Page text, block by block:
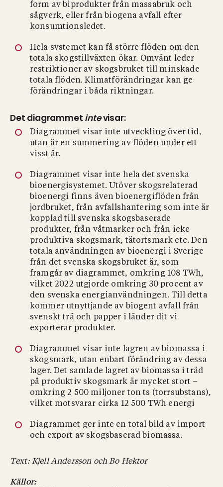
form av biprodukter från massabruk och
sågverk, eller från biogena avfall efter
konsumtionsledet.
Hela systemet kan få större flöden om den
totala skogstillväxten ökar. Omvänt leder
restriktioner av skogsbruket till minskade
totala flöden. Klimatförändringar kan ge
förändringar i båda riktningar.
Det diagrammet intevisar:
Diagrammet visar inte utveckling över tid,
utan är en summering av flöden under ett
visst år.
Diagrammet visar inte hela det svenska
bioenergisystemet. Utöver skogsrelaterad
bioenergi finns även bioenergiflöden från
jordbruket, från avfallshantering som inte är
kopplad till svenska skogsbaserade
produkter, från våtmarker och från icke
produktiva skogsmark, tätortsmark etc. Den
totala användningen av bioenergi i Sverige
från det svenska skogsbruket är, som
framgår av diagrammet, omkring 108 TWh,
vilket 2022 utgjorde omkring 30 procent av
den svenska energianvändningen. Till detta
kommer utnyttjande av biogent avfall från
svenskt trä och papper i länder dit vi
exporterar produkter.
Diagrammet visar inte lagren av biomassa i
skogsmark, utan enbart förändring av dessa
lager. Det samlade lagret av biomassa i träd
på produktiv skogsmark är mycket stort –
omkring 2 500 miljoner ton ts (torrsubstans),
vilket motsvarar cirka 12 500 TWh energi
Diagrammet ger inte en total bild av import
och export av skogsbaserad biomassa.
Text: Kjell Andersson och Bo Hektor
Källor: